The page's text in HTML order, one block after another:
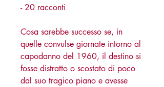
- 20 racconti
Cosa sarebbe successo se, in
quelle convulse giornate intorno al
capodanno del 1960, il destino si
fosse distratto o scostato di poco
dal suo tragico piano e avesse